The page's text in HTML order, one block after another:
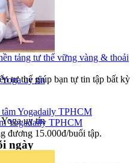
tảng tư thế vững vàng & thoải
tư thế giúp bạn tự tin tập bất kỳ
Yogadaily TPHCM
đương 15.000đ/buổi tập.
ngày